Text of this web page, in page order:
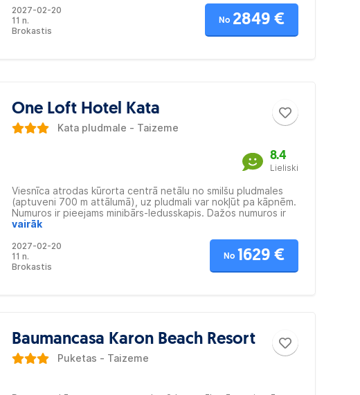
pasaules līmeņa ērtībām, servisu un relaksējošām spa-
procedūrām.
2027-02-20
11 n.
Brokastis
No 2849 €
One Loft Hotel Kata
Kata pludmale - Taizeme
8.4
Lieliski
Viesnīca atrodas kūrorta centrā netālu no smilšu pludmales
(aptuveni 700 m attālumā), uz pludmali var nokļūt pa kāpnēm.
Numuros ir pieejams minibārs-ledusskapis. Dažos numuros ir
balkons.
vairāk
2027-02-20
11 n.
Brokastis
No 1629 €
Baumancasa Karon Beach Resort
Puketas - Taizeme